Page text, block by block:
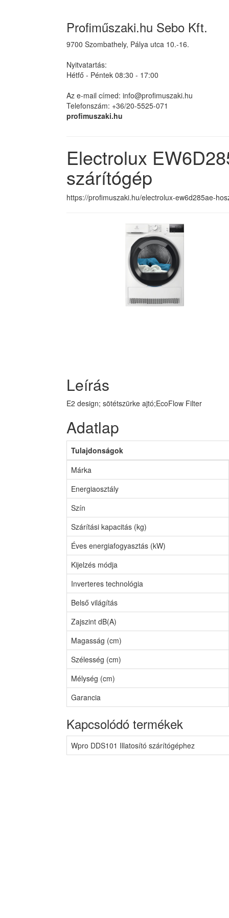
Profiműszaki.hu Sebo Kft.
9700 Szombathely, Pálya utca 10.-16.
Nyitvatartás:
Hétfő - Péntek 08:30 - 17:00
Az e-mail címed: info@profimuszaki.hu
Telefonszám: +36/20-5525-071
profimuszaki.hu
Electrolux
szárítógép
https://profimuszaki.hu/electrolux-ew6d285ae-
Leírás
E2 design; sötétszürke ajtó;EcoFlow Filter
Adatlap
Tulajdonságok
Márka
Energiaosztály
Szín
Szárítási kapacitás (kg)
Éves energiafogyasztás (kW)
Kijelzés módja
Inverteres technológia
Belső világítás
Zajszint dB(A)
Magasság (cm)
Szélesség (cm)
Mélység (cm)
Garancia
Kapcsolódó termékek
Wpro DDS101 Illatosító szárítógéphez